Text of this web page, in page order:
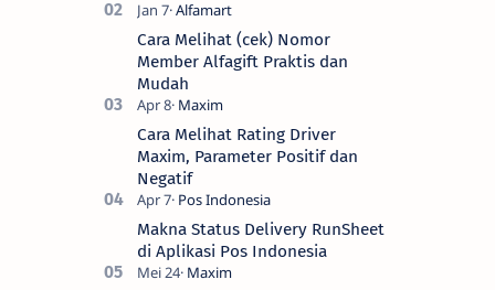
Cara Melihat (cek) Nomor
Member Alfagift Praktis dan
Mudah
Cara Melihat Rating Driver
Maxim, Parameter Positif dan
Negatif
Makna Status Delivery RunSheet
di Aplikasi Pos Indonesia